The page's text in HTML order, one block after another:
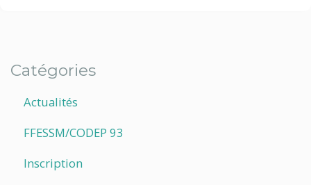
Catégories
Actualités
FFESSM/CODEP 93
Inscription